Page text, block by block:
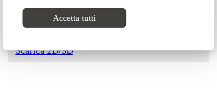
Accetta tutti
Scarica la scheda tecnica
Scarica 2D/3D